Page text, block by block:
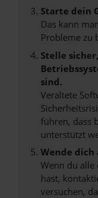
Starte dein
Das kann
Probleme zu
Stelle
sind.
Veraltete
führen, dass
unterstützt
Wende
Wenn du alle
hast,
versuchen,